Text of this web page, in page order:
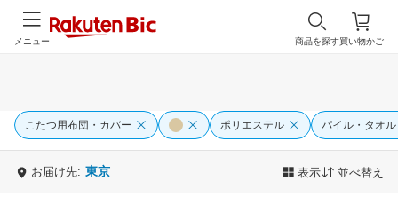
買い物かご
商品を探す
メニュー
こたつ用布団・カバー ポリエステル パイル・タオル
お届け先: 東京 表示 並べ替え